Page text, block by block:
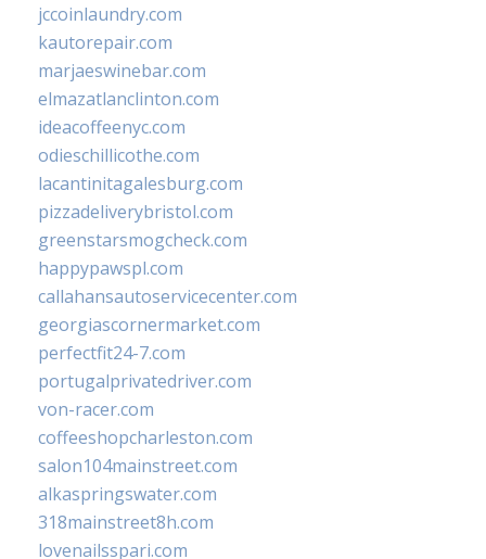
jccoinlaundry.com
kautorepair.com
marjaeswinebar.com
elmazatlanclinton.com
ideacoffeenyc.com
odieschillicothe.com
lacantinitagalesburg.com
pizzadeliverybristol.com
greenstarsmogcheck.com
happypawspl.com
callahansautoservicecenter.com
georgiascornermarket.com
perfectfit24-7.com
portugalprivatedriver.com
von-racer.com
coffeeshopcharleston.com
salon104mainstreet.com
alkaspringswater.com
318mainstreet8h.com
lovenailsspari.com